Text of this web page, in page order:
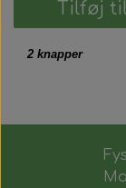
Tilføj
2 knapper